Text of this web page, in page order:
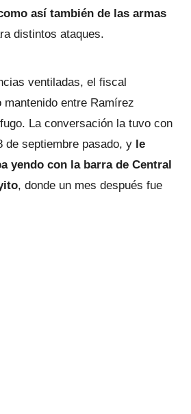
así también de las armas
distintos ataques.
ventiladas, el fiscal
mantenido entre Ramírez
La conversación la tuvo con
de septiembre pasado, y le
yendo con la barra de Central
, donde un mes después fue